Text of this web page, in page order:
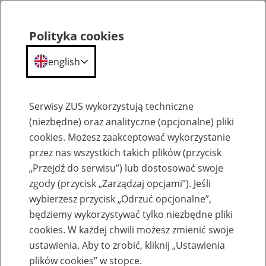
Komunikaty
Komunikat dla producentów aplikacji
gabinetowych obsługujących e-ZLA
Polityka cookies
english
Serwisy ZUS wykorzystują techniczne
(niezbędne) oraz analityczne (opcjonalne) pliki
cookies. Możesz zaakceptować wykorzystanie
przez nas wszystkich takich plików (przycisk
„Przejdź do serwisu”) lub dostosować swoje
zgody (przycisk „Zarządzaj opcjami”). Jeśli
wybierzesz przycisk „Odrzuć opcjonalne”,
będziemy wykorzystywać tylko niezbędne pliki
cookies. W każdej chwili możesz zmienić swoje
ustawienia. Aby to zrobić, kliknij „Ustawienia
plików cookies” w stopce.